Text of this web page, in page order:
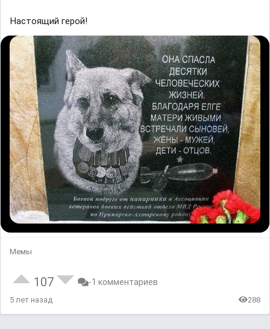
Настоящий герой!
Мемы
107 -1 комментариев
5 лет назад 288